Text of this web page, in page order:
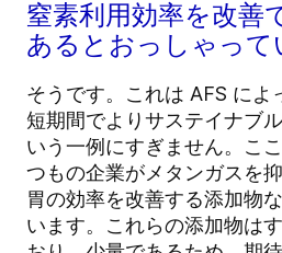
窒素利用効率を改善
あるとおっしゃって
そうです。これは AFS によ
短期間でよりサステイナブ
いう一例にすぎません。こ
つもの企業がメタンガスを
胃の効率を改善する添加物
います。これらの添加物は